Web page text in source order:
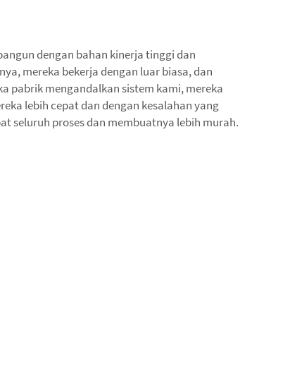
dengan bahan kinerja tinggi dan
mereka bekerja dengan luar biasa, dan
pabrik mengandalkan sistem kami, mereka
lebih cepat dan dengan kesalahan yang
seluruh proses dan membuatnya lebih murah.